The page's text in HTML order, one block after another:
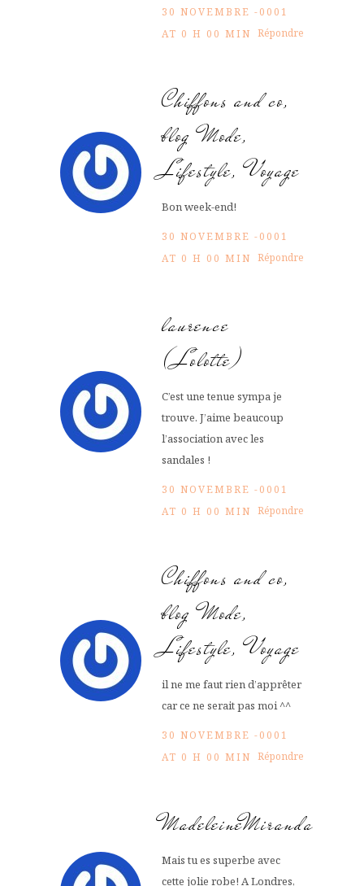
30 NOVEMBRE -0001
AT 0 H 00 MIN Répondre
Chiffons and co,
blog Mode,
Lifestyle, Voyage
Bon week-end!
30 NOVEMBRE -0001
AT 0 H 00 MIN Répondre
laurence
(Lolotte)
C’est une tenue sympa je
trouve. J’aime beaucoup
l’association avec les
sandales !
30 NOVEMBRE -0001
AT 0 H 00 MIN Répondre
Chiffons and co,
blog Mode,
Lifestyle, Voyage
il ne me faut rien d’apprêter
car ce ne serait pas moi ^^
30 NOVEMBRE -0001
AT 0 H 00 MIN Répondre
MadeleineMiranda
Mais tu es superbe avec
cette jolie robe! A Londres,